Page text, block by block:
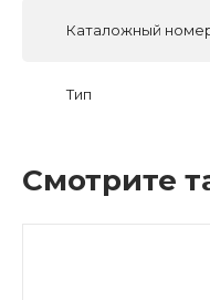
Каталожный
Тип
Смотрите